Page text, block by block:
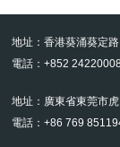
地址：香港葵涌葵定
電話：+852
地址：廣東省東莞市
電話：+86 769